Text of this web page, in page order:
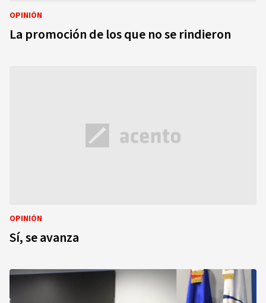
OPINIÓN
La promoción de los que no se rindieron
OPINIÓN
Sí, se avanza